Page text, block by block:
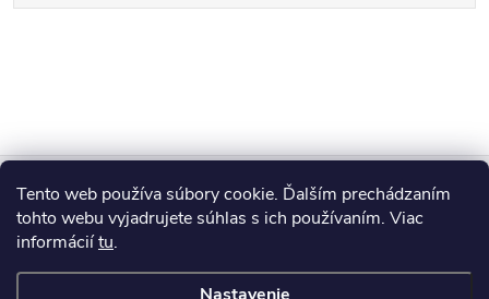
Tento web používa súbory cookie. Ďalším prechádzaním
tohto webu vyjadrujete súhlas s ich používaním. Viac
informáciítu.
Z
áBlog
Informácie pre vás